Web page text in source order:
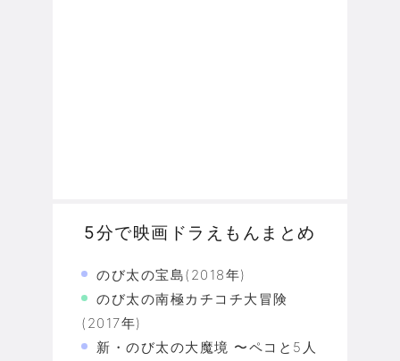
5分で映画ドラえもんまとめ
のび太の宝島(2018年)
のび太の南極カチコチ大冒険
(2017年)
新・のび太の大魔境 〜ペコと5人